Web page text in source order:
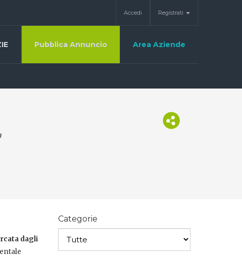
Accedi Registrati
Pubblica Annuncio Area Aziende
dagli
Categorie